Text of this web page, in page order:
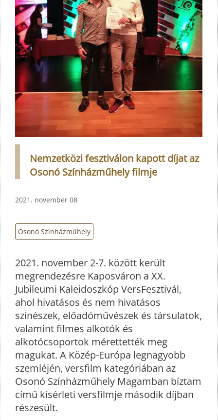
Nemzetközi fesztiválon kapott díjat az
Osonó Színházműhely filmje
2021. november 08
Osonó Színházműhely
2021. november 2-7. között került
megrendezésre Kaposváron a XX.
Jubileumi Kaleidoszkóp VersFesztivál,
ahol hivatásos és nem hivatásos
színészek, előadóművészek és társulatok,
valamint filmes alkotók és
alkotócsoportok mérettették meg
magukat. A Közép-Európa legnagyobb
szemléjén, versfilm kategóriában az
Osonó Színházműhely Magamban bíztam
című kísérleti versfilmje második díjban
részesült.